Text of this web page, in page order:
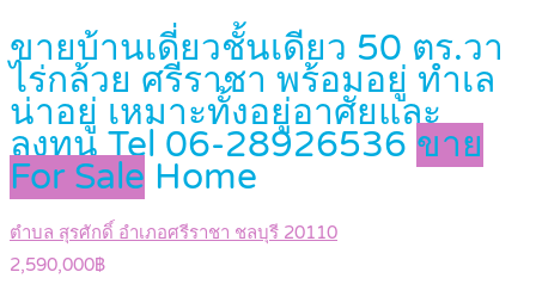
ขายบ้านเดี่ยวชั้นเดียว 50 ตร.วา
ไร่กล้วย ศรีราชา พร้อมอยู่ ทำเล
น่าอยู่ เหมาะทั้งอยู่อาศัยและ
ลงทุน Tel 06-28926536 ขาย
For Sale Home
ตำบล สุรศักดิ์ อำเภอศรีราชา ชลบุรี 20110
2,590,000฿